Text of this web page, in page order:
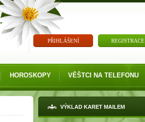
PŘIHLÁŠENÍ REGISTRACE
HOROSKOPY VĚŠTCI NA TELEFONU
VÝKLAD KARET MAILEM